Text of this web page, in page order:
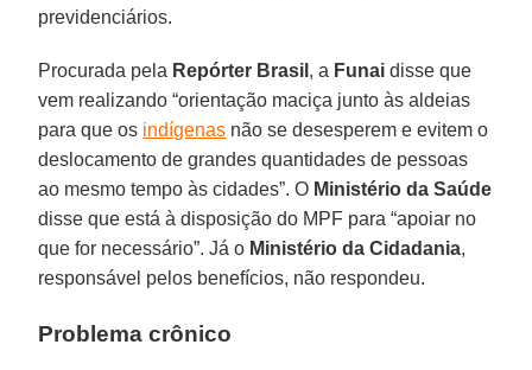
previdenciários.
Procurada pela Repórter Brasil , a Funai disse que
vem realizando “orientação maciça junto às aldeias
para que os indígenas não se desesperem e evitem o
deslocamento de grandes quantidades de pessoas
ao mesmo tempo às cidades”. O Ministério da Saúde
disse que está à disposição do MPF para “apoiar no
que for necessário”. Já o Ministério da Cidadania,
responsável pelos benefícios, não respondeu.
Problema crônico